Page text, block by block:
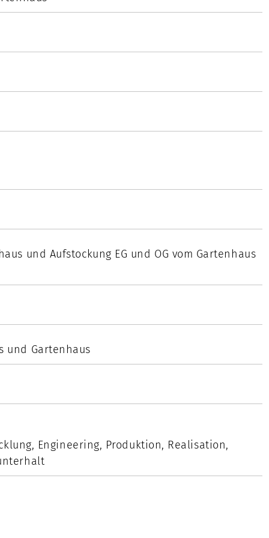
und Aufstockung EG und OG vom Gartenhaus
und Gartenhaus
Engineering, Produktion, Realisation,